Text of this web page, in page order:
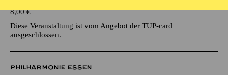
8,00€
Diese Veranstaltung ist vom Angebot der TUP-card
ausgeschlossen.
PHILHARMONIE ESSEN